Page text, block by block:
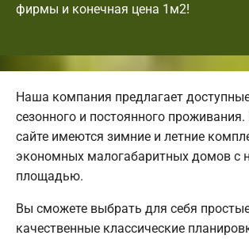
фирмы и конечная цена 1м2!
Наша компания предлагает
сезонного и постоянного
сайте имеются зимние и летние
экономных малогабаритных домов с
площадью.
Вы сможете выбрать для себя
качественные классические